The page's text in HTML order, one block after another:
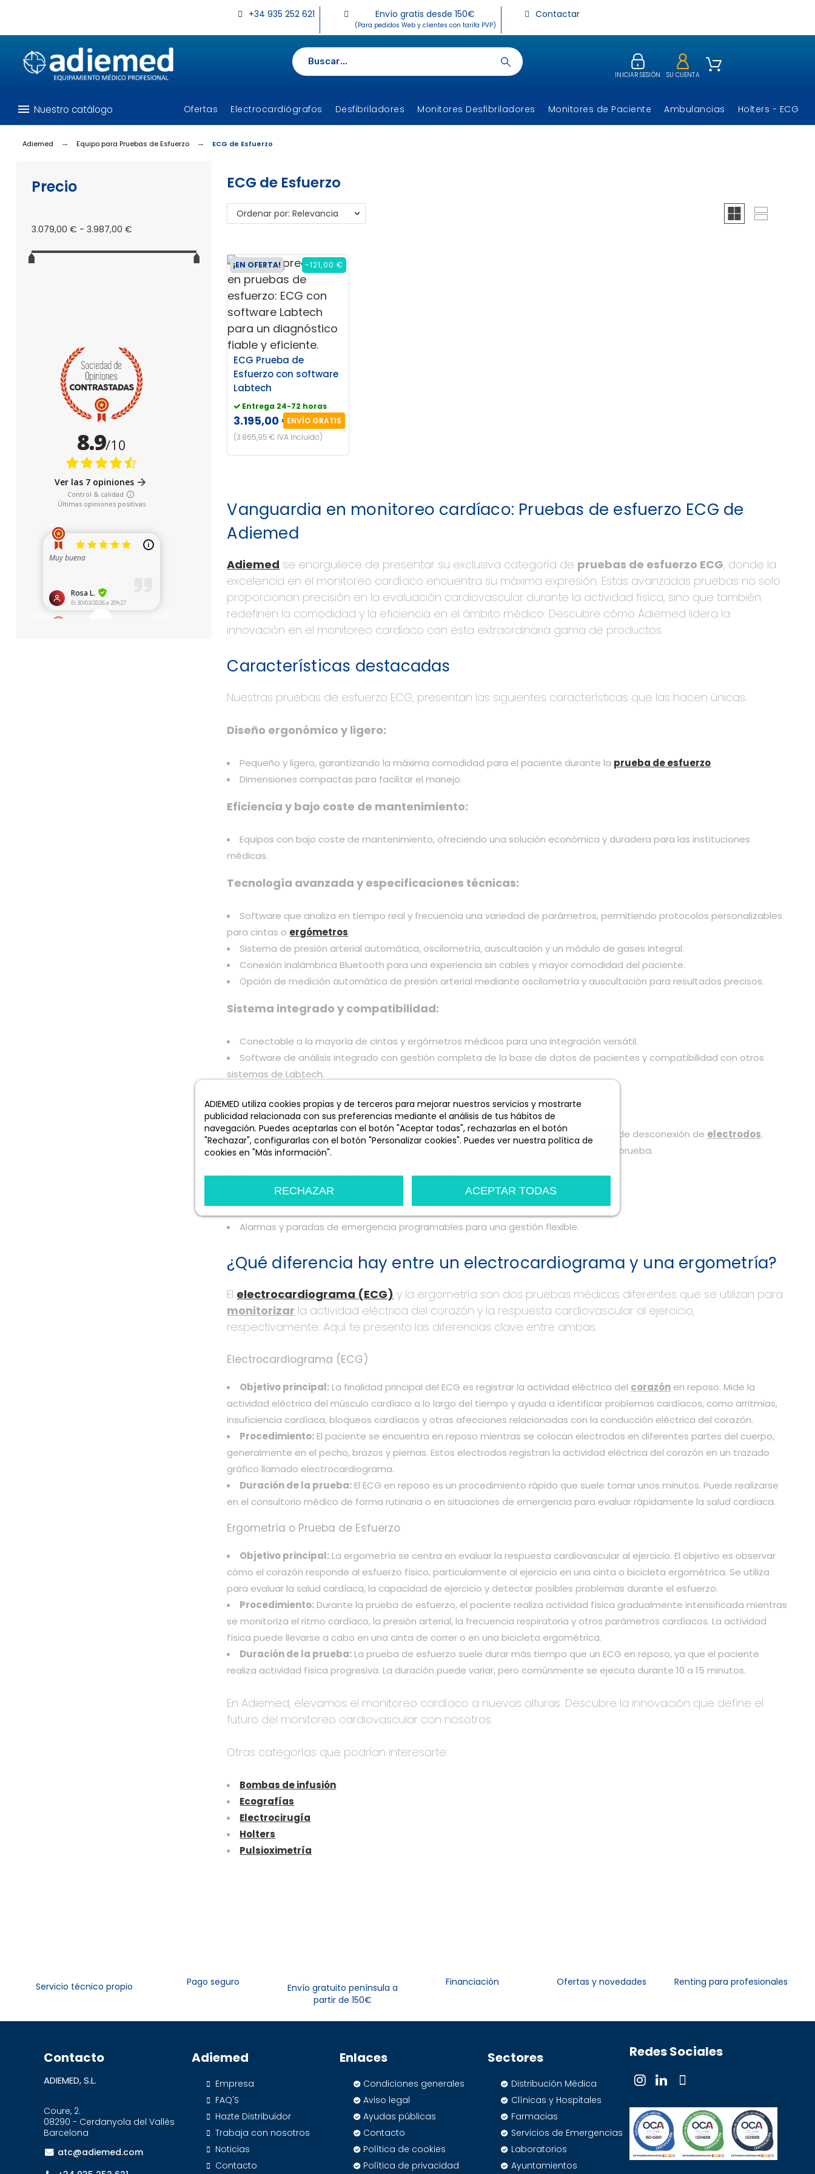
+34 935 252 621 Envío gratis desde 150€
(Para pedidos Web y clientes con tarifa PVP)
Contactar
INICIAR SESIÓN SU CUENTA
menu Nuestro catálogo Ofertas Electrocardiógrafos Desfibriladores Monitores Desfibriladores Monitores de Paciente Ambulancias Holters - ECG
ADIEMED utiliza cookies propias y de terceros para mejorar nuestros servicios y mostrarte
publicidad relacionada con sus preferencias mediante el análisis de tus hábitos de
navegación. Puedes aceptarlas con el botón "Aceptar todas", rechazarlas en el botón
"Rechazar", configurarlas con el botón "Personalizar cookies". Puedes ver nuestra política de
cookies en "Más información".
RECHAZAR
ACEPTAR TODAS
Adiemed Equipo para Pruebas de Esfuerzo ECG de Esfuerzo
Precio
3.079,00 € - 3.987,00 €
ECG de Esfuerzo
Ordenar por: Relevancia
ECG Prueba de
Esfuerzo con software
Labtech
Entrega 24-72 horas
3.195,00 €ENVÍO GRATIS
(3.865,95 € IVA Incluido)
¡EN OFERTA! -121,00 €
Vanguardia en monitoreo cardíaco: Pruebas de esfuerzo ECG de
Adiemed
Adiemed se enorgullece de presentar su exclusiva categoría de pruebas de esfuerzo ECG, donde la
excelencia en el monitoreo cardíaco encuentra su máxima expresión. Estas avanzadas pruebas no solo
proporcionan precisión en la evaluación cardiovascular durante la actividad física, sino que también
redefinen la comodidad y la eficiencia en el ámbito médico. Descubre cómo Adiemed lidera la
innovación en el monitoreo cardíaco con esta extraordinaria gama de productos.
Características destacadas
Nuestras pruebas de esfuerzo ECG, presentan las siguientes características que las hacen únicas:
Diseño ergonómico y ligero:
Pequeño y ligero, garantizando la máxima comodidad para el paciente durante la prueba de esfuerzo.
Dimensiones compactas para facilitar el manejo.
Eficiencia y bajo coste de mantenimiento:
Equipos con bajo coste de mantenimiento, ofreciendo una solución económica y duradera para las instituciones
médicas.
Tecnología avanzada y especificaciones técnicas:
Software que analiza en tiempo real y frecuencia una variedad de parámetros, permitiendo protocolos personalizables
para cintas o ergómetros.
Sistema de presión arterial automática, oscilometría, auscultación y un módulo de gases integral.
Conexión inalámbrica Bluetooth para una experiencia sin cables y mayor comodidad del paciente.
Opción de medición automática de presión arterial mediante oscilometría y auscultación para resultados precisos.
Sistema integrado y compatibilidad:
Conectable a la mayoría de cintas y ergómetros médicos para una integración versátil.
Software de análisis integrado con gestión completa de la base de datos de pacientes y compatibilidad con otros
sistemas de Labtech.
Diagnóstico preciso y seguridad del paciente:
Equipado con un sistema integrado de diagnóstico preciso y alarma de detección de desconexión de electrodos.
Cumple con estándares de seguridad del paciente, ofreciendo confianza en cada prueba.
Software potente, fácil de usar y multifincional
Alarmas y paradas de emergencia programables para una gestión flexible.
¿Qué diferencia hay entre un electrocardiograma y una ergometría?
El electrocardiograma (ECG) y la ergometría son dos pruebas médicas diferentes que se utilizan para
monitorizar la actividad eléctrica del corazón y la respuesta cardiovascular al ejercicio,
respectivamente. Aquí te presento las diferencias clave entre ambas:
Electrocardiograma (ECG)
Objetivo principal:La finalidad principal del ECG es registrar la actividad eléctrica del corazón en reposo. Mide la
actividad eléctrica del músculo cardíaco a lo largo del tiempo y ayuda a identificar problemas cardíacos, como arritmias,
insuficiencia cardíaca, bloqueos cardíacos y otras afecciones relacionadas con la conducción eléctrica del corazón.
Procedimiento:El paciente se encuentra en reposo mientras se colocan electrodos en diferentes partes del cuerpo,
generalmente en el pecho, brazos y piernas. Estos electrodos registran la actividad eléctrica del corazón en un trazado
gráfico llamado electrocardiograma.
Duración de la prueba:El ECG en reposo es un procedimiento rápido que suele tomar unos minutos. Puede realizarse
en el consultorio médico de forma rutinaria o en situaciones de emergencia para evaluar rápidamente la salud cardíaca.
Ergometría o Prueba de Esfuerzo
Objetivo principal:La ergometría se centra en evaluar la respuesta cardiovascular al ejercicio. El objetivo es observar
cómo el corazón responde al esfuerzo físico, particularmente al ejercicio en una cinta o bicicleta ergométrica. Se utiliza
para evaluar la salud cardíaca, la capacidad de ejercicio y detectar posibles problemas durante el esfuerzo.
Procedimiento:Durante la prueba de esfuerzo, el paciente realiza actividad física gradualmente intensificada mientras
se monitoriza el ritmo cardíaco, la presión arterial, la frecuencia respiratoria y otros parámetros cardíacos. La actividad
física puede llevarse a cabo en una cinta de correr o en una bicicleta ergométrica.
Duración de la prueba:La prueba de esfuerzo suele durar más tiempo que un ECG en reposo, ya que el paciente
realiza actividad física progresiva. La duración puede variar, pero comúnmente se ejecuta durante 10 a 15 minutos.
En Adiemed, elevamos el monitoreo cardíaco a nuevas alturas. Descubre la innovación que define el
futuro del monitoreo cardiovascular con nosotros.
Otras categorías que podrían interesarte:
Bombas de infusión
Ecografías
Electrocirugía
Holters
Pulsioximetría
Servicio técnico propio Pago seguro
Envío gratuito península a
partir de 150€
Financiación Ofertas y novedades Renting para profesionales
Contacto
ADIEMED, S.L.
Coure, 2.
08290 - Cerdanyola del Vallès
Barcelona
atc@adiemed.com
Adiemed
Empresa
FAQ'S
Hazte Distribuidor
Trabaja con nosotros
Noticias
Contacto
Enlaces
Condiciones generales
Aviso legal
Ayudas públicas
Contacto
Política de cookies
Política de privacidad
Sectores
Distribución Médica
Clínicas y Hospitales
Farmacias
Servicios de Emergencias
Laboratorios
Ayuntamientos
Redes Sociales